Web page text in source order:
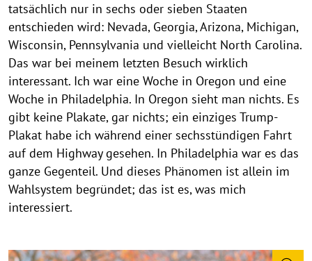
tatsächlich nur in sechs oder sieben Staaten
entschieden wird: Nevada, Georgia, Arizona, Michigan,
Wisconsin, Pennsylvania und vielleicht North Carolina.
Das war bei meinem letzten Besuch wirklich
interessant. Ich war eine Woche in Oregon und eine
Woche in Philadelphia. In Oregon sieht man nichts. Es
gibt keine Plakate, gar nichts; ein einziges Trump-
Plakat habe ich während einer sechsstündigen Fahrt
auf dem Highway gesehen. In Philadelphia war es das
ganze Gegenteil. Und dieses Phänomen ist allein im
Wahlsystem begründet; das ist es, was mich
interessiert.